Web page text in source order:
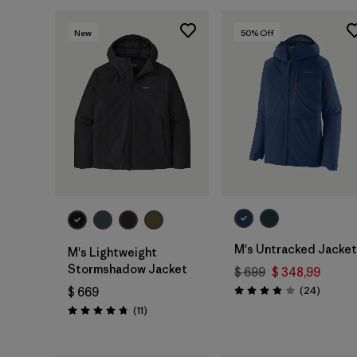
New
M's Lightweight
Stormshadow Jacket
$ 669
Valoración: 4.7 / 5
(11Comentarios
)
50% Off
M's Untracked Jacket
$ 699 $ 348,99
Valoración: 3.9 / 5
(24)